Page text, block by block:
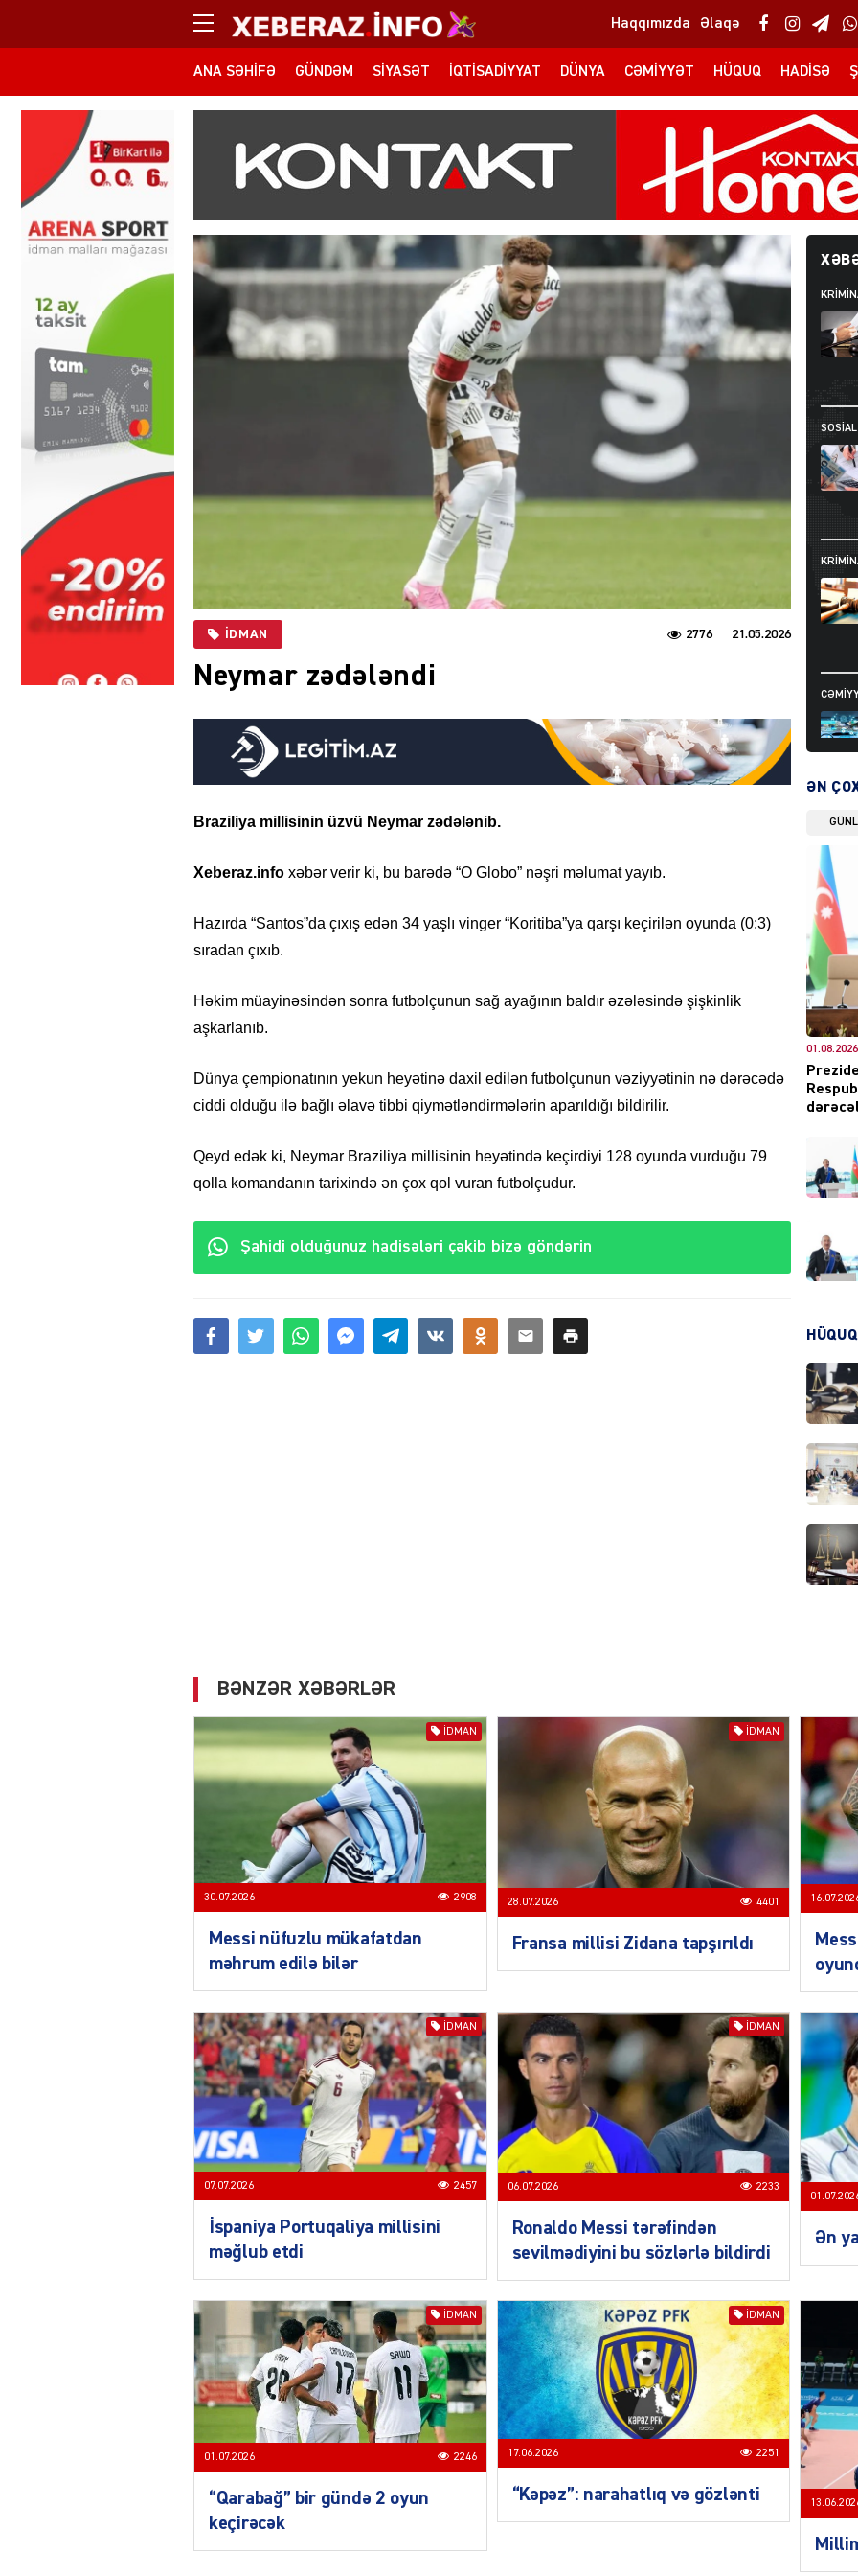
Haqqımızda Əlaqə
ANA SƏHIFƏ GÜNDƏM SIYASƏT İQTISADIYYAT DÜNYA CƏMIYYƏT HÜQUQ HADISƏ
İDMAN 21.05.2026
2776
Neymar zədələndi
Braziliya millisinin üzvü Neymar zədələnib.
Xeberaz.info xəbər verir ki, bu barədə “O Globo” nəşri məlumat yayıb.
Hazırda “Santos”da çıxış edən 34 yaşlı vinger “Koritiba”ya qarşı keçirilən oyunda (0:3)
sıradan çıxıb.
Həkim müayinəsindən sonra futbolçunun sağ ayağının baldır əzələsində şişkinlik
aşkarlanıb.
Dünya çempionatının yekun heyətinə daxil edilən futbolçunun vəziyyətinin nə dərəcədə
ciddi olduğu ilə bağlı əlavə tibbi qiymətləndirmələrin aparıldığı bildirilir.
Qeyd edək ki, Neymar Braziliya millisinin heyətində keçirdiyi 128 oyunda vurduğu 79
qolla komandanın tarixində ən çox qol vuran futbolçudur.
Şahidi olduğunuz hadisələri çəkib bizə göndərin
SOSIAL
DÜNYA
ŞOU-
DÜNYA
ƏN
01.08.2026
HÜQUQ
BƏNZƏR XƏBƏRLƏR
İDMAN
30.07.2026 2908
Messi nüfuzlu mükafatdan
məhrum edilə bilər
İDMAN
28.07.2026 4401
Fransa millisi Zidana tapşırıldı
İDMAN
07.07.2026 2457
İspaniya Portuqaliya millisini
məğlub etdi
İDMAN
06.07.2026 2233
Ronaldo Messi tərəfindən
sevilmədiyini bu sözlərlə bildirdi
Ən
İDMAN
01.07.2026 2246
“Qarabağ” bir gündə 2 oyun
keçirəcək
İDMAN
17.06.2026 2251
“Kəpəz”: narahatlıq və gözlənti